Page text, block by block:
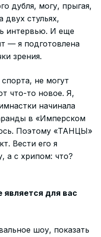
дубля, могу, прыгая,
двух стульях,
интервью. И еще
— я подготовлена
зрения.
не могут
что-то новое. Я,
начинала
в «Имперском
Поэтому «ТАНЦЫ»
Вести его я
а с хрипом: что?
является для вас
шоу, показать